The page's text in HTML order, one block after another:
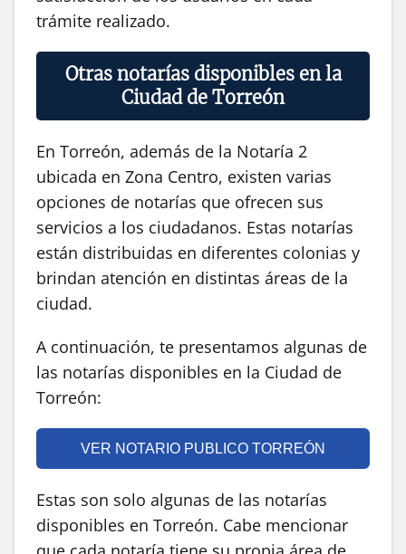
trámite realizado.
Otras notarías disponibles en la
Ciudad de Torreón
En Torreón, además de la Notaría 2
ubicada en Zona Centro, existen varias
opciones de notarías que ofrecen sus
servicios a los ciudadanos. Estas notarías
están distribuidas en diferentes colonias y
brindan atención en distintas áreas de la
ciudad.
A continuación, te presentamos algunas de
las notarías disponibles en la Ciudad de
Torreón:
VER NOTARIO PUBLICO TORREÓN
Estas son solo algunas de las notarías
disponibles en Torreón. Cabe mencionar